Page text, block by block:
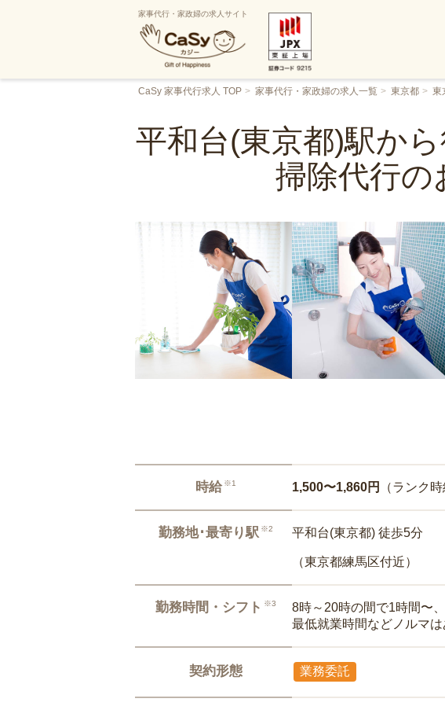
家事代行・家政婦の求人サイト
CaSy 家事代行求人 TOP 家事代行・家政婦の求人一覧 東京都 東
平和台(東京都)駅か
掃除代行の
時給 ※1 1,500〜1,860円 （ランク
勤務地･最寄り駅 ※2 平和台(東京都) 徒歩5分
（東京都練馬区付近）
勤務時間・シフト ※3
8時～20時の間で1時間〜
最低就業時間などノルマは
契約形態 業務委託